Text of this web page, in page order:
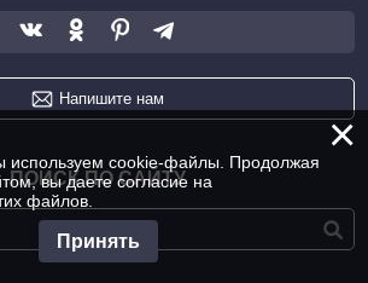
Напишите нам
ПОИСК ПО САЙТУ
×
используем cookie-файлы. Продолжая
вы даете согласие на
файлов.
Принять